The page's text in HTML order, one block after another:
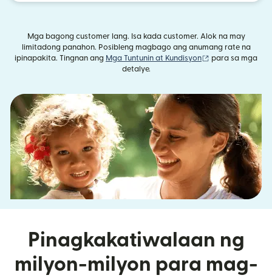
Mga bagong customer lang. Isa kada customer. Alok na may
limitadong panahon. Posibleng magbago ang anumang rate na
ipinapakita. Tingnan ang Mga Tuntunin at Kundisyon (bubukas sa
para sa mga
detalye.
Pinagkakatiwalaan ng
milyon-milyon para mag-